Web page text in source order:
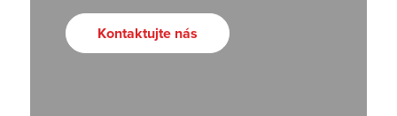
Kontaktujte nás